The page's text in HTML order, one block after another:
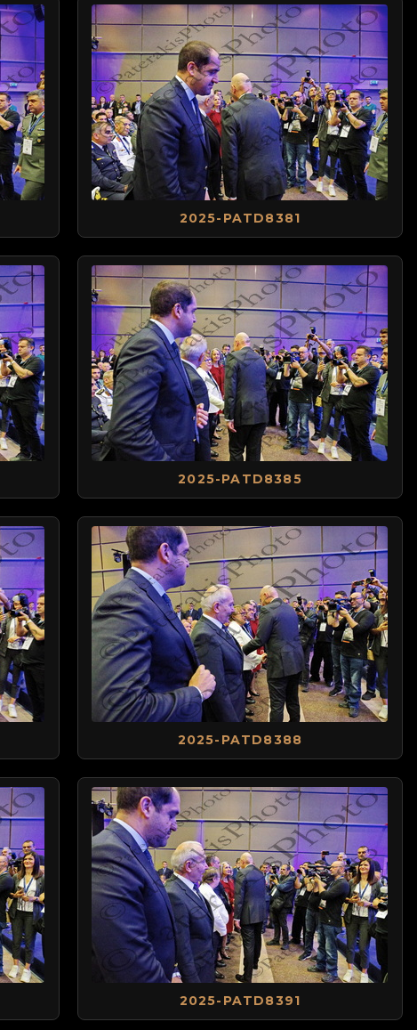
2025-PATD8381
2025-PATD8385
2025-PATD8388
2025-PATD8391